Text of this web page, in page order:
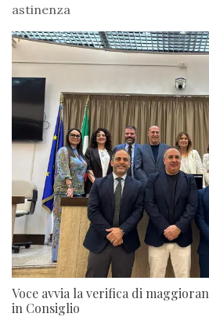
astinenza
Voce avvia la verifica di
in Consiglio